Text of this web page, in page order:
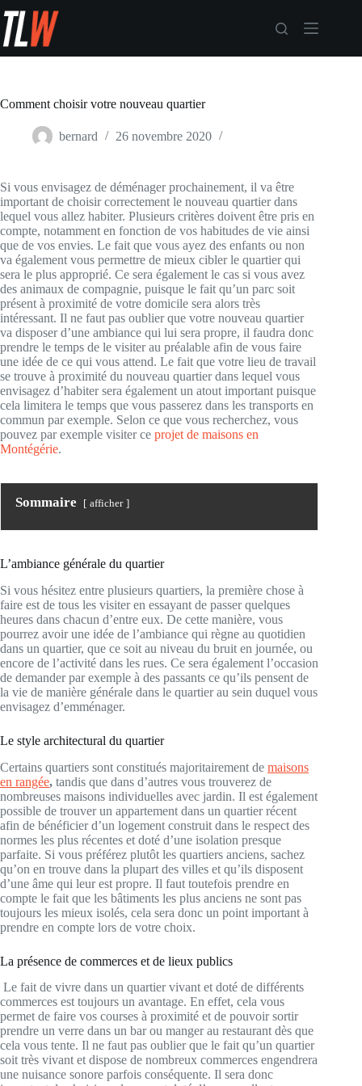
au
contenu
Comment choisir votre nouveau quartier
bernard 26 novembre 2020
Si vous envisagez de déménager prochainement, il va être
important de choisir correctement le nouveau quartier dans
lequel vous allez habiter. Plusieurs critères doivent être pris en
compte, notamment en fonction de vos habitudes de vie ainsi
que de vos envies. Le fait que vous ayez des enfants ou non
va également vous permettre de mieux cibler le quartier qui
sera le plus approprié. Ce sera également le cas si vous avez
des animaux de compagnie, puisque le fait qu’un parc soit
présent à proximité de votre domicile sera alors très
intéressant. Il ne faut pas oublier que votre nouveau quartier
va disposer d’une ambiance qui lui sera propre, il faudra donc
prendre le temps de le visiter au préalable afin de vous faire
une idée de ce qui vous attend. Le fait que votre lieu de travail
se trouve à proximité du nouveau quartier dans lequel vous
envisagez d’habiter sera également un atout important puisque
cela limitera le temps que vous passerez dans les transports en
commun par exemple. Selon ce que vous recherchez, vous
pouvez par exemple visiter ce projet de maisons en
Montégérie.
Sommaire afficher
L’ambiance générale du quartier
Si vous hésitez entre plusieurs quartiers, la première chose à
faire est de tous les visiter en essayant de passer quelques
heures dans chacun d’entre eux. De cette manière, vous
pourrez avoir une idée de l’ambiance qui règne au quotidien
dans un quartier, que ce soit au niveau du bruit en journée, ou
encore de l’activité dans les rues. Ce sera également l’occasion
de demander par exemple à des passants ce qu’ils pensent de
la vie de manière générale dans le quartier au sein duquel vous
envisagez d’emménager.
Le style architectural du quartier
Certains quartiers sont constitués majoritairement de maisons
en rangée, tandis que dans d’autres vous trouverez de
nombreuses maisons individuelles avec jardin. Il est également
possible de trouver un appartement dans un quartier récent
afin de bénéficier d’un logement construit dans le respect des
normes les plus récentes et doté d’une isolation presque
parfaite. Si vous préférez plutôt les quartiers anciens, sachez
qu’on en trouve dans la plupart des villes et qu’ils disposent
d’une âme qui leur est propre. Il faut toutefois prendre en
compte le fait que les bâtiments les plus anciens ne sont pas
toujours les mieux isolés, cela sera donc un point important à
prendre en compte lors de votre choix.
La présence de commerces et de lieux publics
Le fait de vivre dans un quartier vivant et doté de différents
commerces est toujours un avantage. En effet, cela vous
permet de faire vos courses à proximité et de pouvoir sortir
prendre un verre dans un bar ou manger au restaurant dès que
cela vous tente. Il ne faut pas oublier que le fait qu’un quartier
soit très vivant et dispose de nombreux commerces engendrera
une nuisance sonore parfois conséquente. Il sera donc